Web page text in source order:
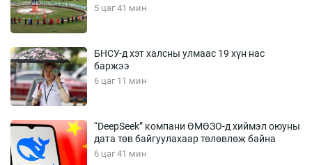
5 цаг 41 мин
БНСУ-д хэт халсны улмаас 19 хүн нас
баржээ
6 цаг 11 мин
“DeepSeek” компани ӨМӨЗО-д хиймэл оюуны
дата төв байгуулахаар төлөвлөж байна
6 цаг 41 мин